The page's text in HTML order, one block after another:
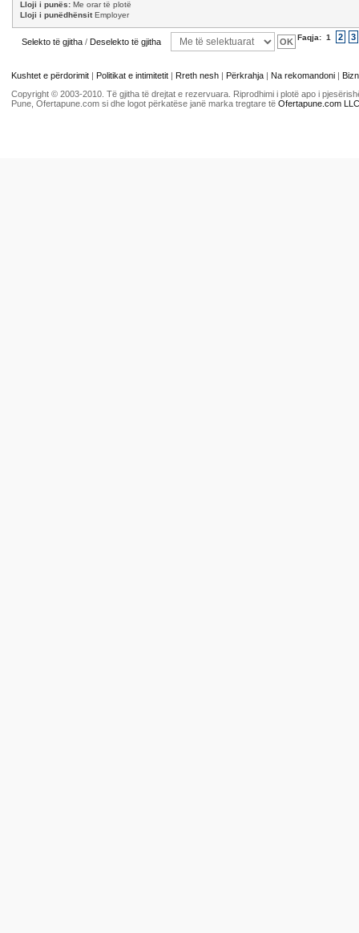
Lloji i punës: Me orar të plotë
Lloji i punëdhënsitEmployer
Selekto të gjitha / Deselekto të gjitha Faqja: 1 2 3
Kushtet e përdorimit | Politikat e intimitetit | Rreth nesh | Përkrahja | Na rekomandoni |
Copyright © 2003-2010. Të gjitha të drejtat e rezervuara. Riprodhimi i plotë apo i
Pune, Ofertapune.com si dhe logot përkatëse janë marka tregtare të Ofertapune.com LLC